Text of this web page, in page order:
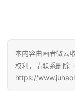
本内容由画者微云
权利，请联系删除
https://